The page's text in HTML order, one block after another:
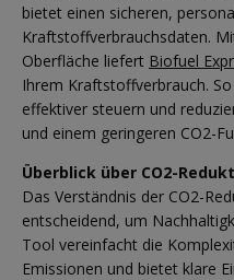
bietet einen sicheren,
Kraftstoffverbrauchsdaten.
Oberfläche liefert Biofuel
Ihrem Kraftstoffverbrauch.
effektiver steuern und
und einem geringeren CO2-
Überblick über CO2-
Das Verständnis der CO2-
entscheidend, um
Tool vereinfacht die
Emissionen und bietet klare